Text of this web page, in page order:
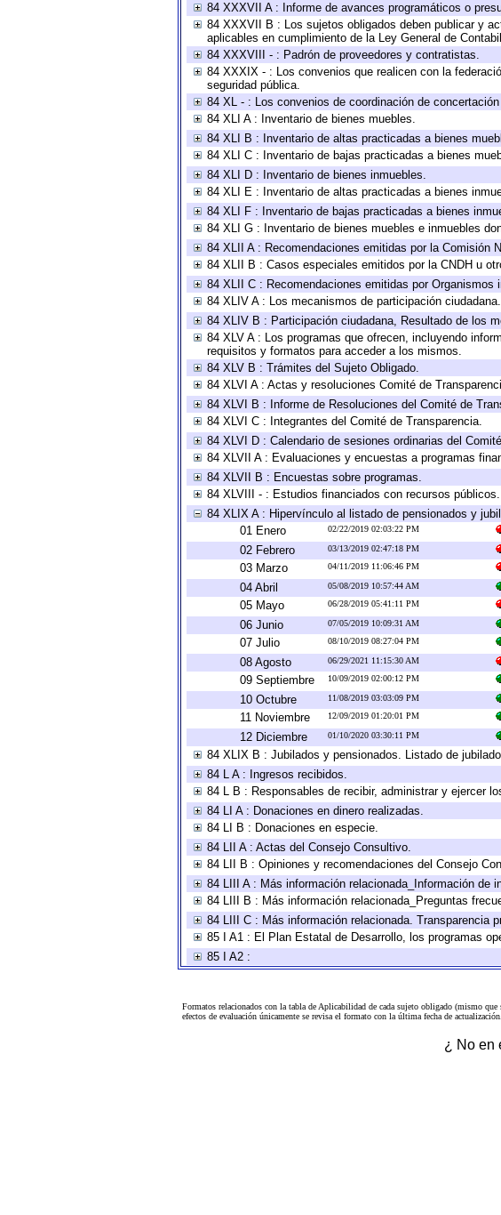
84 XXXVII A : Informe de avances programáticos o
84 XXXVII B : Los sujetos obligados deben publicar y
aplicables en cumplimiento de la Ley General de
84 XXXVIII - : Padrón de proveedores y contratistas.
84 XXXIX - : Los convenios que realicen con la
seguridad pública.
84 XL - : Los convenios de coordinación de
84 XLI A : Inventario de bienes muebles.
84 XLI B : Inventario de altas practicadas a bienes
84 XLI C : Inventario de bajas practicadas a bienes
84 XLI D : Inventario de bienes inmuebles.
84 XLI E : Inventario de altas practicadas a bienes
84 XLI F : Inventario de bajas practicadas a bienes
84 XLI G : Inventario de bienes muebles e inmuebles
84 XLII A : Recomendaciones emitidas por la Comisión
84 XLII B : Casos especiales emitidos por la CNDH u
84 XLII C : Recomendaciones emitidas por Organismos
84 XLIV A : Los mecanismos de participación ciudadana.
84 XLIV B : Participación ciudadana, Resultado de los
84 XLV A : Los programas que ofrecen, incluyendo
requisitos y formatos para acceder a los mismos.
84 XLV B : Trámites del Sujeto Obligado.
84 XLVI A : Actas y resoluciones Comité de
84 XLVI B : Informe de Resoluciones del Comité de
84 XLVI C : Integrantes del Comité de Transparencia.
84 XLVI D : Calendario de sesiones ordinarias del
84 XLVII A : Evaluaciones y encuestas a programas
84 XLVII B : Encuestas sobre programas.
84 XLVIII - : Estudios financiados con recursos públicos.
84 XLIX A : Hipervínculo al listado de pensionados y
01 Enero
02/22/2019 02:03:22 PM
02 Febrero 03/13/2019 02:47:18 PM
03 Marzo 04/11/2019 11:06:46 PM
04 Abril 05/08/2019 10:57:44 AM
05 Mayo 06/28/2019 05:41:11 PM
06 Junio 07/05/2019 10:09:31 AM
07 Julio 08/10/2019 08:27:04 PM
08 Agosto 06/29/2021 11:15:30 AM
09 Septiembre 10/09/2019 02:00:12 PM
10 Octubre 11/08/2019 03:03:09 PM
11 Noviembre 12/09/2019 01:20:01 PM
12 Diciembre 01/10/2020 03:30:11 PM
84 XLIX B : Jubilados y pensionados. Listado de
84 L A : Ingresos recibidos.
84 L B : Responsables de recibir, administrar y ejercer
84 LI A : Donaciones en dinero realizadas.
84 LI B : Donaciones en especie.
84 LII A : Actas del Consejo Consultivo.
84 LII B : Opiniones y recomendaciones del Consejo
84 LIII A : Más información relacionada_Información de
84 LIII B : Más información relacionada_Preguntas
84 LIII C : Más información relacionada. Transparencia
85 I A1 : El Plan Estatal de Desarrollo, los programas
85 I A2 :
Formatos relacionados con la tabla de Aplicabilidad de cada sujeto obligado (mismo que
efectos de evaluación únicamente se revisa el formato con la última fecha de
¿ No en